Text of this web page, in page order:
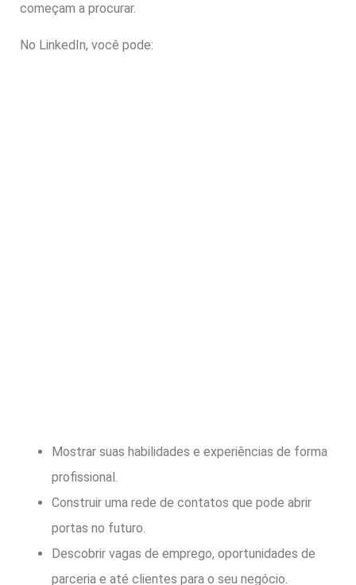
começam a procurar.
No LinkedIn, você pode:
Mostrar suas habilidades e experiências de forma
profissional.
Construir uma rede de contatos que pode abrir
portas no futuro.
Descobrir vagas de emprego, oportunidades de
parceria e até clientes para o seu negócio.